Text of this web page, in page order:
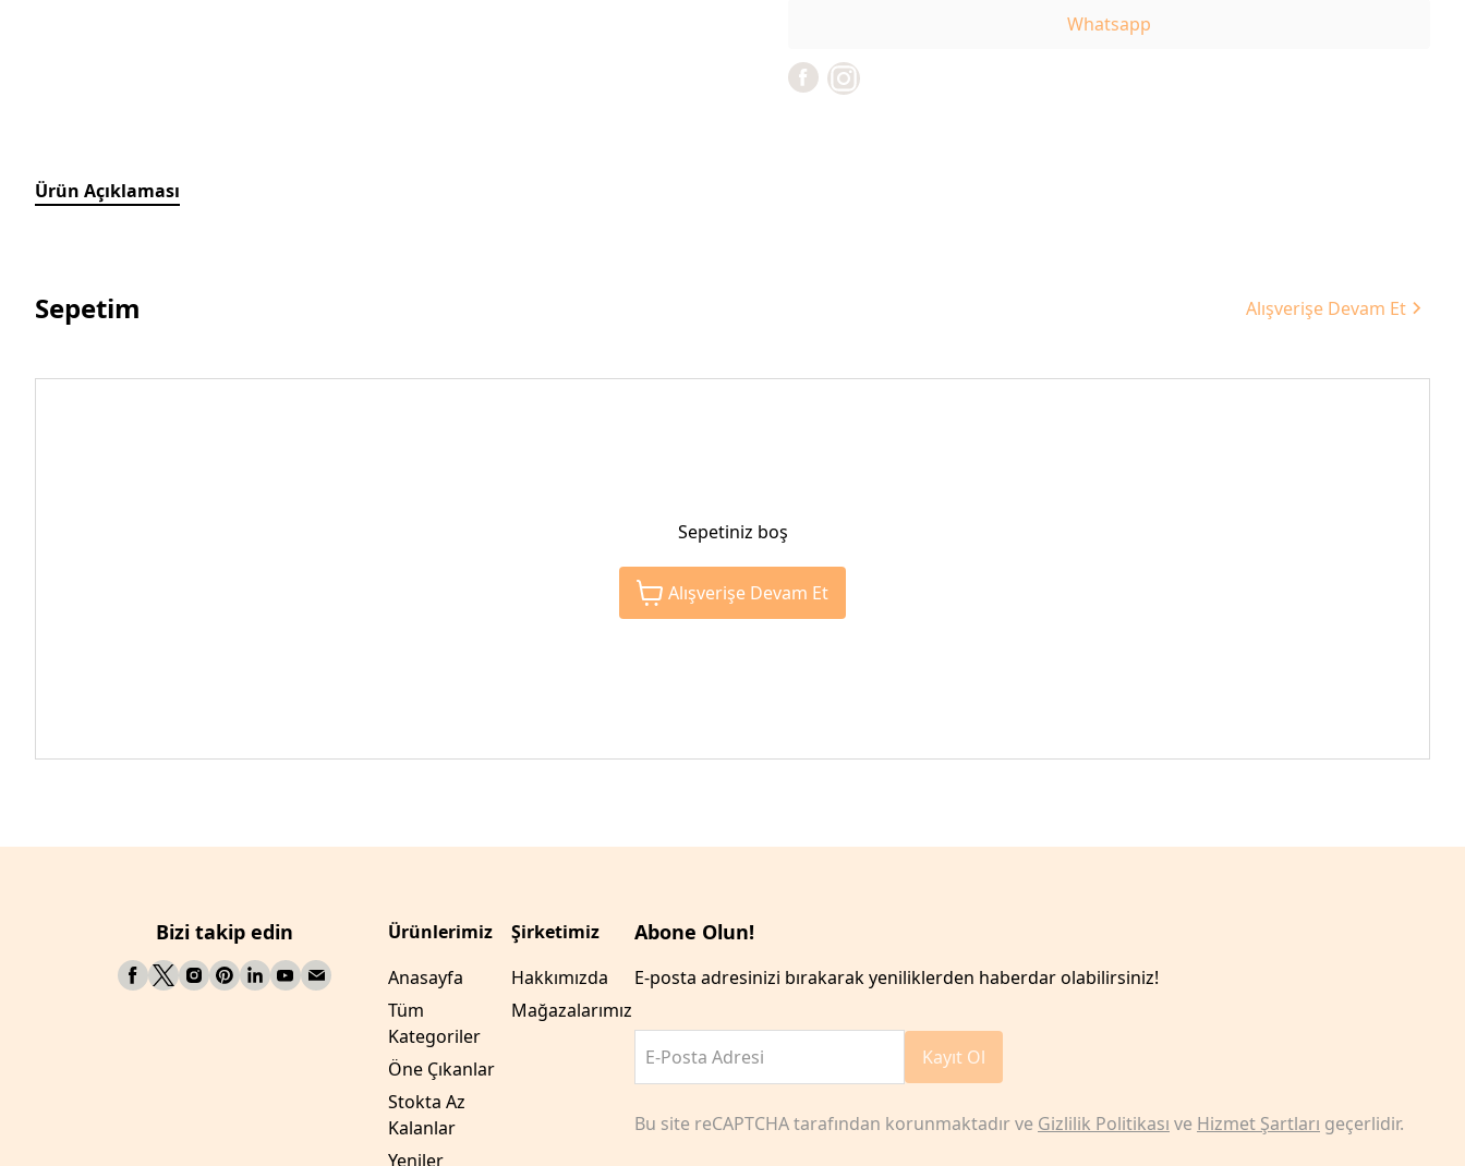
Whatsapp
Ürün Açıklaması
Sepetim Alışverişe Devam Et
Sepetiniz boş
Alışverişe Devam Et
Bizi takip edin
Ürünlerimiz
Anasayfa
Tüm
Kategoriler
Öne Çıkanlar
Stokta Az
Kalanlar
Yeniler
Şirketimiz
Hakkımızda
Mağazalarımız
Abone Olun!
E-posta adresinizi bırakarak yeniliklerden haberdar olabilirsiniz!
E-Posta Adresi Kayıt Ol
Bu site reCAPTCHA tarafından korunmaktadır ve Gizlilik Politikası ve Hizmet Şartları geçerlidir.